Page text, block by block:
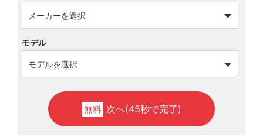
モデル
無料 次へ(45秒で完了)